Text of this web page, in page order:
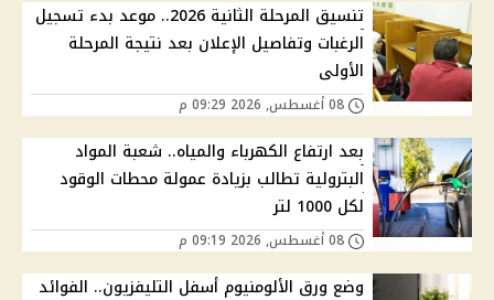
تنسيق المرحلة الثانية 2026.. موعد بدء تسجيل
الرغبات وتفاصيل الإعلان بعد نتيجة المرحلة
الأولى
بعد ارتفاع الكهرباء والمياه.. شعبة المواد
البترولية تطالب بزيادة عمولة محطات الوقود
لكل 1000 لتر
وضع ورق الألومنيوم أسفل التليفزيون.. الفوائد